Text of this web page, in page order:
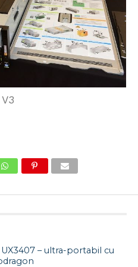
– ultra-portabil cu